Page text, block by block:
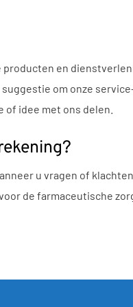
producten en
om onze
idee met ons delen.
u vragen of
de farmaceutische